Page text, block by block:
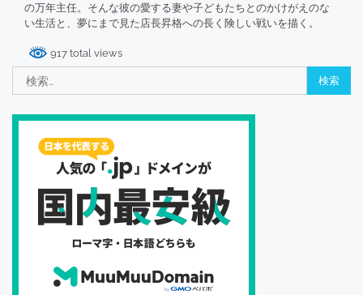
の万年主任。そんな彼の愛する妻や子どもたちとのかけがえのな
い生活と、夢にまで見た店長昇格への長く険しい戦いを描く。
917 total views
索: